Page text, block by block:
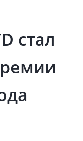
стал